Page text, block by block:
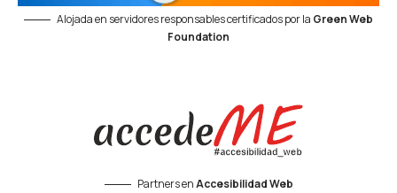
Alojada en servidores responsables certificados por la Green Web
Foundation
Partners enAccesibilidad Web